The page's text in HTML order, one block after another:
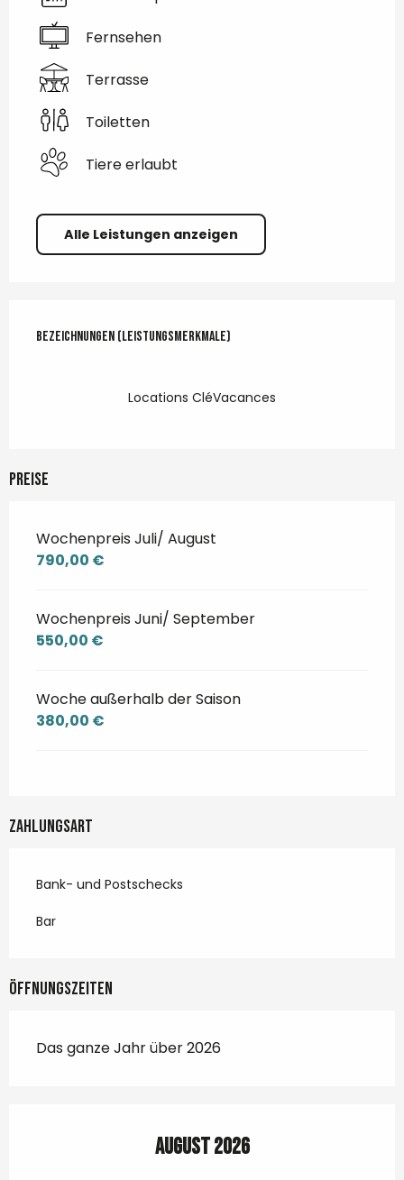
Fernsehen
Terrasse
Toiletten
Tiere erlaubt
Alle Leistungen anzeigen
Bezeichnungen (Leistungsmerkmale)
Bezeichnungen (Leistungsmerkmale)
Locations CléVacances
Preise
Wochenpreis Juli/ August
790,00 €
Wochenpreis Juni/ September
550,00 €
Woche außerhalb der Saison
380,00 €
Zahlungsart
Bank- und Postschecks
Bar
Öffnungszeiten
Das ganze Jahr über 2026
August 2026